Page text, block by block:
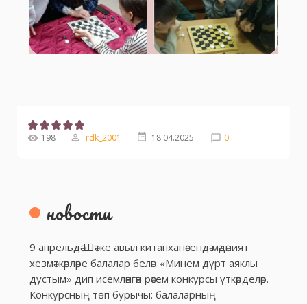
198 rdk_2001 18.04.2025 0
новости
9 апрельдә Шәтке авыл китапханәсендә мәдәният
хезмәткәрләре балалар белән «Минем дүрт аяклы
дустым» дип исемләнгән рәсем конкурсы үткәрделәр.
Конкурсның төп бурычы: балаларның